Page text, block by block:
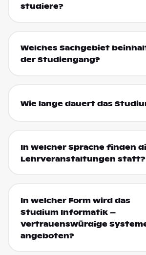
studiere?
Welches Sachgebiet
der Studiengang?
Wie lange dauert das
In welcher Sprache finden
Lehrveranstaltungen statt?
In welcher Form wird das
Studium Informatik –
Vertrauenswürdige
angeboten?